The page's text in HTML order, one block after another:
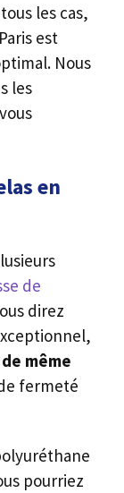
les cas,
est
Nous
les
en
de
direz
même
fermeté
pourriez